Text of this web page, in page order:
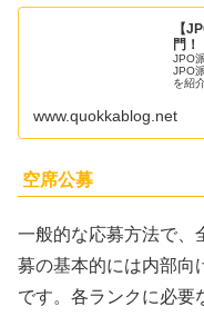
【
門！
JPO
JPO
を紹
www.quokkablog.net
空席公募
一般的な応募方法で、
募の基本的には内部向
です。各ランクに必要